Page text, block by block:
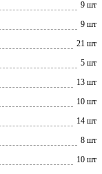
9 шт
9 шт
21 шт
5 шт
13 шт
10 шт
14 шт
8 шт
10 шт